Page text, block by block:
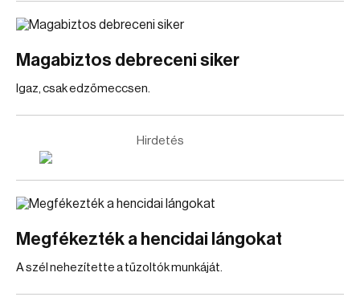
Magabiztos debreceni siker
Igaz, csak edzőmeccsen.
Hirdetés
Megfékezték a hencidai lángokat
A szél nehezítette a tűzoltók munkáját.